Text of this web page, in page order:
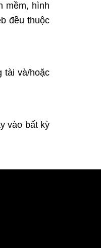
mềm, hình
đều thuộc
tài và/hoặc
vào bất kỳ